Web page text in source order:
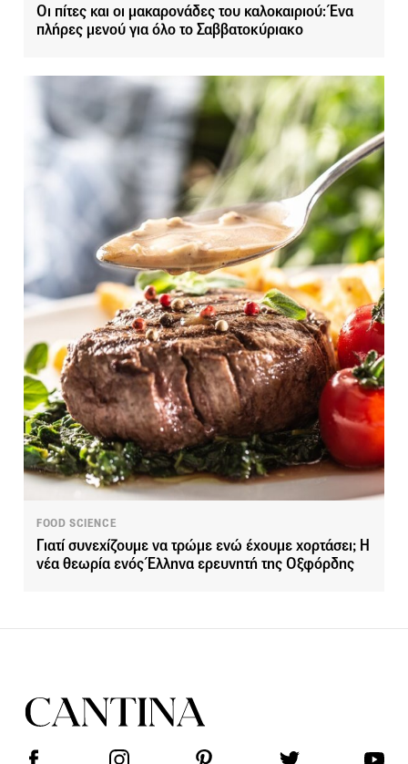
Οι πίτες και οι μακαρονάδες του καλοκαιριού: Ένα
πλήρες μενού για όλο το Σαββατοκύριακο
FOOD SCIENCE
Γιατί συνεχίζουμε να τρώμε ενώ έχουμε χορτάσει; Η
νέα θεωρία ενός Έλληνα ερευνητή της Οξφόρδης